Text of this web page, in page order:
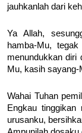
jauhkanlah dari
Ya Allah,
hamba-Mu,
menundukkan diri
Mu, kasih
Wahai Tuhan
Engkau
urusanku,